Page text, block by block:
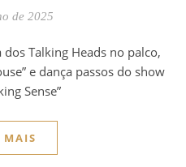
de 2025
e dança passos do show
Sense”
MAIS